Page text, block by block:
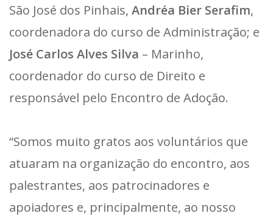
São José dos Pinhais, Andréa Bier Serafim,
coordenadora do curso de Administração; e
José Carlos Alves Silva – Marinho,
coordenador do curso de Direito e
responsável pelo Encontro de Adoção.
“Somos muito gratos aos voluntários que
atuaram na organização do encontro, aos
palestrantes, aos patrocinadores e
apoiadores e, principalmente, ao nosso